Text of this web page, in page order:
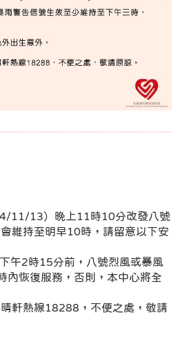
11/13）晚上11時10分改發八號
維持至明早10時，請留意以下安
午2時15分前，八號烈風或暴風
內恢復服務，否則，本中心將全
軒熱線18288，不便之處，敬請